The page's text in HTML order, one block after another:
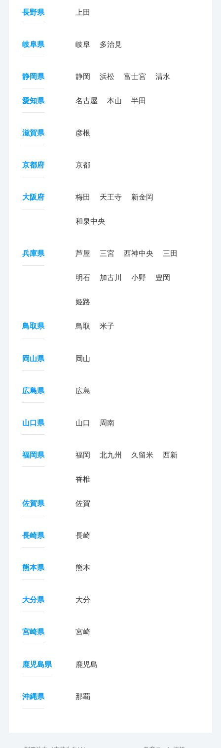
長野県 上田
岐阜県 岐阜 多治見
静岡県 静岡 浜松 富士宮 清水
愛知県 名古屋 本山 半田
滋賀県 彦根
京都府 京都
大阪府 梅田 天王寺 新金岡
和泉中央
兵庫県 芦屋 三宮 西神中央 三田
明石 加古川 小野 豊岡
姫路
鳥取県 鳥取 米子
岡山県 岡山
広島県 広島
山口県 山口 周南
福岡県 福岡 北九州 久留米 西新
香椎
佐賀県 佐賀
長崎県 長崎
熊本県 熊本
大分県 大分
宮崎県 宮崎
鹿児島県 鹿児島
沖縄県 那覇